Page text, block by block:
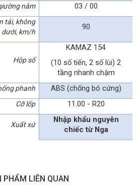
nằm 03 / 00
tải, không
dưới, km/h
90
Hộp số
KAMAZ 154
(10 số tiến, 2 số lùi) 2
tầng nhanh chậm
phanh ABS (chống bó cứng)
Cỡ lốp 11.00 - R20
Xuất xứ
Nhập khẩu nguyên
chiếc từ Nga
PHẨM LIÊN QUAN